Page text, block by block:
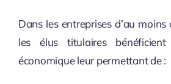
Dans les entreprises d’au
les élus titulaires bénéficient
économique leur permettant de :